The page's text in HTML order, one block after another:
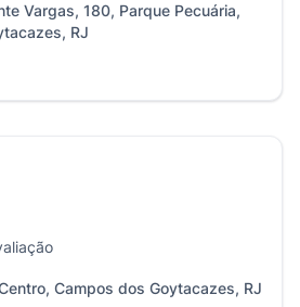
Vargas, 180, Parque Pecuária,
RJ
Campos dos Goytacazes, RJ